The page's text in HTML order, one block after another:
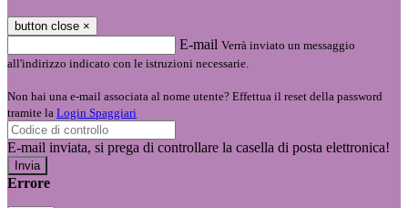
button close ×
E-mail Verrà inviato un messaggio
all'indirizzo indicato con le istruzioni necessarie.
Non hai una e-mail associata al nome utente? Effettua il reset della password
tramite la Login Spaggiari
E-mail inviata, si prega di controllare la casella di posta elettronica!
Errore